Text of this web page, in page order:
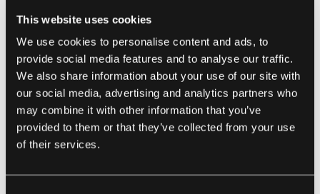
This website uses cookies
We use cookies to personalise content and ads, to
provide social media features and to analyse our traffic.
We also share information about your use of our site with
our social media, advertising and analytics partners who
may combine it with other information that you’ve
provided to them or that they’ve collected from your use
of their services.
programowymi, aby automatyzować powtarzalne
zadania, analizować dane i dostarczać cenne
spostrzeżenia dla firm.
Aplikacje korporacyjne zasilane AI mogą pomóc
organizacjom podejmować decyzje oparte na
danych, poprawić obsługę klienta i zwiększyć